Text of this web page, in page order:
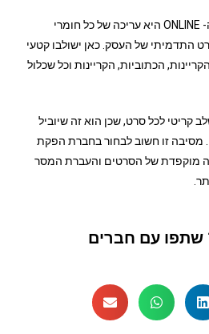
– עריכת ה- ONLINE היא עריכה של כל חומרי
התדמיתי של העסק. כאן ישולבו קטעי
הכתוביות, הקריינות וכל שכלול
קריטי לכל סרט, שכן הוא זה שיוביל
מסיבה זו חשוב לבחור בחברת הפקת
מוקפדת של הסרטים והעברת המסר
עם חברים